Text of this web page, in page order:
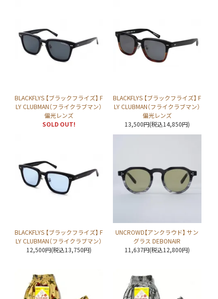
BLACKFLYS 【ブラックフライズ】 F
LY CLUBMAN（フライクラブマン）
偏光レンズ
SOLD OUT!
BLACKFLYS 【ブラックフライズ】 F
LY CLUBMAN（フライクラブマン）
偏光レンズ
13,500円(税込14,850円)
BLACKFLYS 【ブラックフライズ】 F
LY CLUBMAN（フライクラブマン）
12,500円(税込13,750円)
UNCROWD【アンクラウド】 サン
グラス DEBONAIR
11,637円(税込12,800円)